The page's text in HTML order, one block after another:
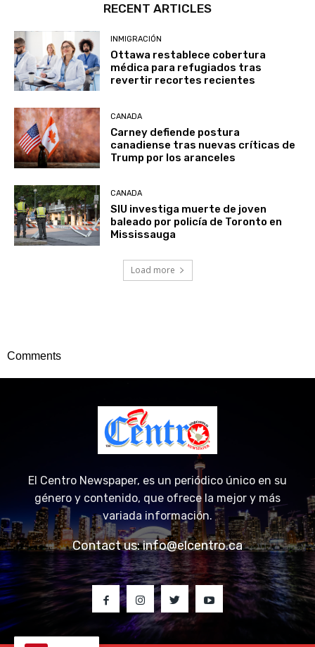
RECENT ARTICLES
INMIGRACIÓN
Ottawa restablece cobertura
médica para refugiados tras
revertir recortes recientes
CANADA
Carney defiende postura
canadiense tras nuevas críticas de
Trump por los aranceles
CANADA
SIU investiga muerte de joven
baleado por policía de Toronto en
Mississauga
Load more
Comments
El Centro Newspaper, es un periódico único en su
género y contenido, que ofrece la mejor y más
variada información.
Contact us:info@elcentro.ca